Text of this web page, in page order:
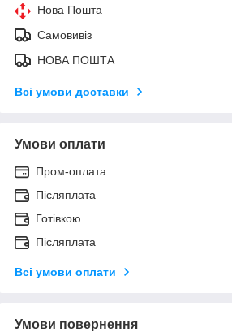
Нова Пошта
Самовивіз
НОВА ПОШТА
Всі умови доставки
Умови оплати
Пром-оплата
Післяплата
Готівкою
Післяплата
Всі умови оплати
Умови повернення